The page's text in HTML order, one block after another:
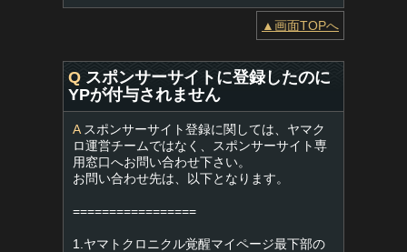
▲画面TOPへ
Q スポンサーサイトに登録したのに
YPが付与されません
Aスポンサーサイト登録に関しては、ヤマク
ロ運営チームではなく、スポンサーサイト専
用窓口へお問い合わせ下さい。
お問い合わせ先は、以下となります。
=================
1.ヤマトクロニクル覚醒マイページ最下部の